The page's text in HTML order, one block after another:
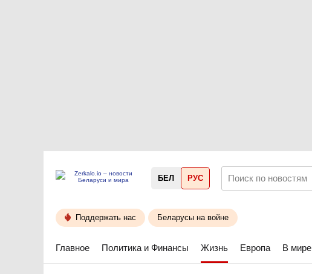
БЕЛ РУС
Поддержать нас Беларусы на войне
Главное Политика и Финансы Жизнь Европа В мире